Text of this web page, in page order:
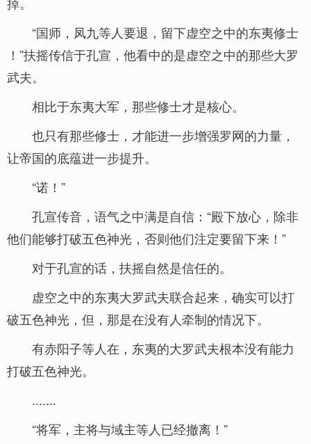
“国师，凤九等人要退，留下虚空之中的东夷修士
！”扶摇传信于孔宣，他看中的是虚空之中的那些大罗
武夫。
相比于东夷大军，那些修士才是核心。
也只有那些修士，才能进一步增强罗网的力量，
让帝国的底蕴进一步提升。
“诺！”
孔宣传音，语气之中满是自信：“殿下放心，除非
他们能够打破五色神光，否则他们注定要留下来！”
对于孔宣的话，扶摇自然是信任的。
虚空之中的东夷大罗武夫联合起来，确实可以打
破五色神光，但，那是在没有人牵制的情况下。
有赤阳子等人在，东夷的大罗武夫根本没有能力
打破五色神光。
.......
“将军，主将与域主等人已经撤离！”